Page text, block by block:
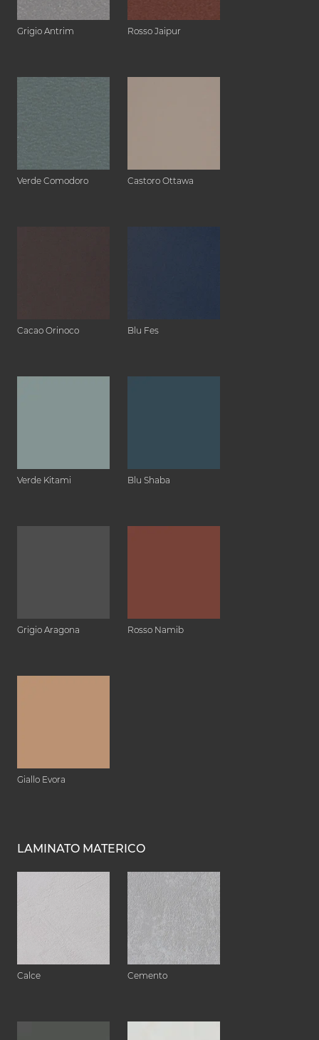
Grigio Antrim Rosso Jaipur
Verde Comodoro Castoro Ottawa
Cacao Orinoco Blu Fes
Verde Kitami Blu Shaba
Grigio Aragona Rosso Namib
Giallo Evora
LAMINATO MATERICO
Calce Cemento